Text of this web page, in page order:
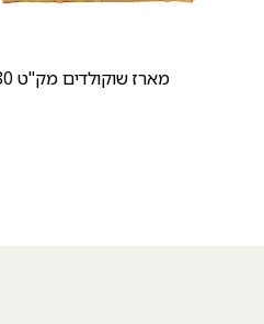
מארז שוקולדים מק"ט 580